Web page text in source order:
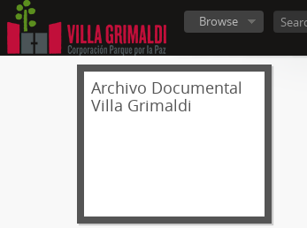
Browse
Archivo Documental
Villa Grimaldi